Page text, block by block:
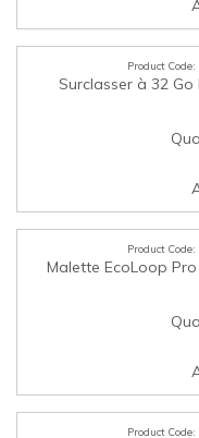
Malette EcoLoop
Sac à dos
Produits non OCPN